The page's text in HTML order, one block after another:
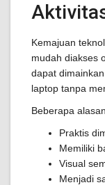
Kemajuan
mudah diakses
dapat
laptop tanpa
Beberapa
Praktis
Memiliki
Visual
Menjadi